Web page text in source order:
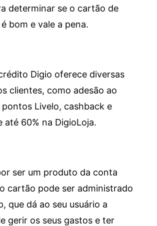
determinar se o cartão de
bom e vale a pena.
Digio oferece diversas
clientes, como adesão ao
Livelo, cashback e
até 60% na DigioLoja.
ser um produto da conta
cartão pode ser administrado
que dá ao seu usuário a
gerir os seus gastos e ter